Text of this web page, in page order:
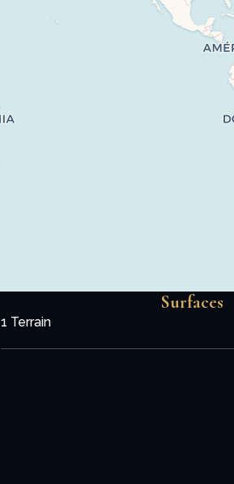
Surfaces
1 Terrain